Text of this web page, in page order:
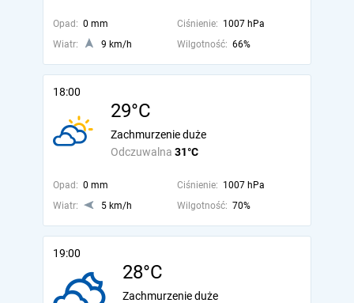
Opad: 0 mm Ciśnienie: 1007 hPa
Wiatr:
9 km/h Wilgotność: 66%
18:00
29°C
Odczuwalna 31°C
Zachmurzenie duże
Opad: 0 mm Ciśnienie: 1007 hPa
Wiatr:
5 km/h Wilgotność: 70%
19:00
28°C
Zachmurzenie duże